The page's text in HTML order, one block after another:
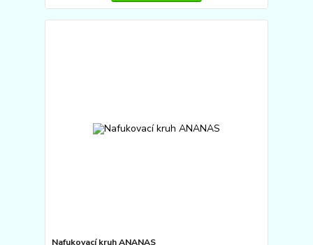
Nafukovací kruh ANANAS